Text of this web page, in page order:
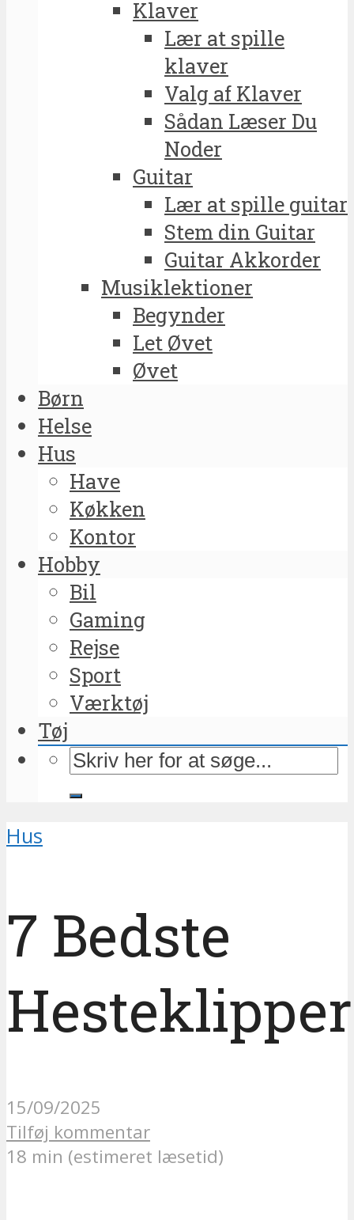
Klaver
Lær at spille
klaver
Valg af Klaver
Sådan Læser Du
Noder
Guitar
Lær at spille guitar
Stem din Guitar
Guitar Akkorder
Musiklektioner
Begynder
Let Øvet
Øvet
Børn
Helse
Hus
Have
Køkken
Kontor
Hobby
Bil
Gaming
Rejse
Sport
Værktøj
Tøj
Hus
7 Bedste
15/09/2025
Tilføj kommentar
18 min (estimeret læsetid)